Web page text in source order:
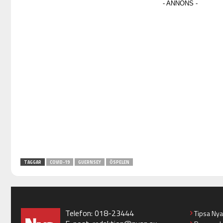
TAGGAR COVID-19 GUERNSEY ÖSPELEN
Telefon: 018-23444
Tipsa